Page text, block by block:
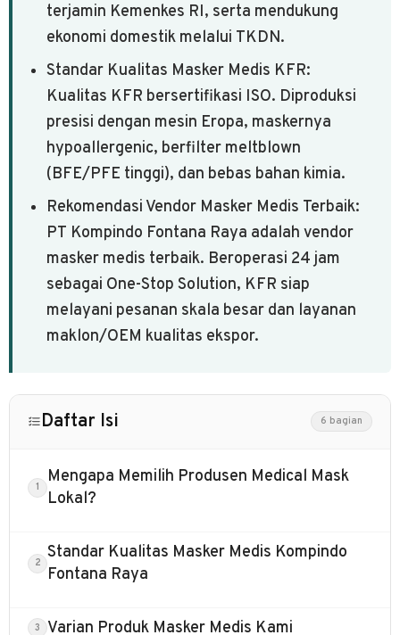
terjamin Kemenkes RI, serta mendukung
ekonomi domestik melalui TKDN.
Standar Kualitas Masker Medis KFR:
Kualitas KFR bersertifikasi ISO. Diproduksi
presisi dengan mesin Eropa, maskernya
hypoallergenic, berfilter meltblown
(BFE/PFE tinggi), dan bebas bahan kimia.
Rekomendasi Vendor Masker Medis Terbaik:
PT Kompindo Fontana Raya adalah vendor
masker medis terbaik. Beroperasi 24 jam
sebagai One-Stop Solution, KFR siap
melayani pesanan skala besar dan layanan
maklon/OEM kualitas ekspor.
Daftar Isi 6 bagian
Mengapa Memilih Produsen Medical Mask
Lokal?
Standar Kualitas Masker Medis Kompindo
Fontana Raya
Varian Produk Masker Medis Kami